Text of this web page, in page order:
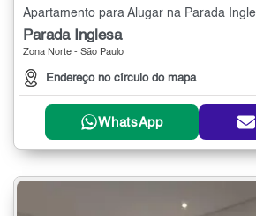
Parada Inglesa
Zona Norte - São Paulo
Endereço no círculo do mapa
WhatsApp